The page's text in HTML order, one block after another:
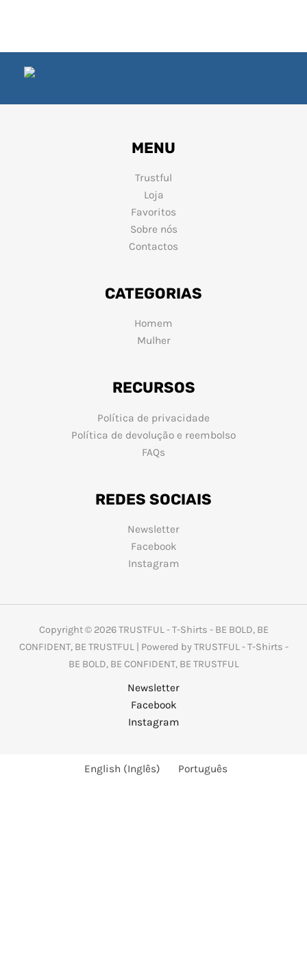
MENU
Trustful
Loja
Favoritos
Sobre nós
Contactos
CATEGORIAS
Homem
Mulher
RECURSOS
Política de privacidade
Política de devolução e reembolso
FAQs
REDES SOCIAIS
Newsletter
Facebook
Instagram
Copyright © 2026 TRUSTFUL - T-Shirts - BE BOLD, BE
CONFIDENT, BE TRUSTFUL | Powered by TRUSTFUL - T-Shirts -
BE BOLD, BE CONFIDENT, BE TRUSTFUL
Newsletter
Facebook
Instagram
English (Inglês) Português